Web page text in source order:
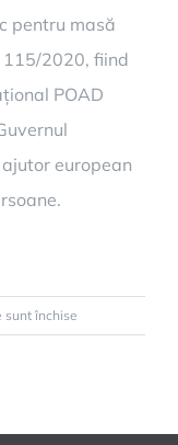
pentru masă
115/2020, fiind
POAD
european
sunt închise